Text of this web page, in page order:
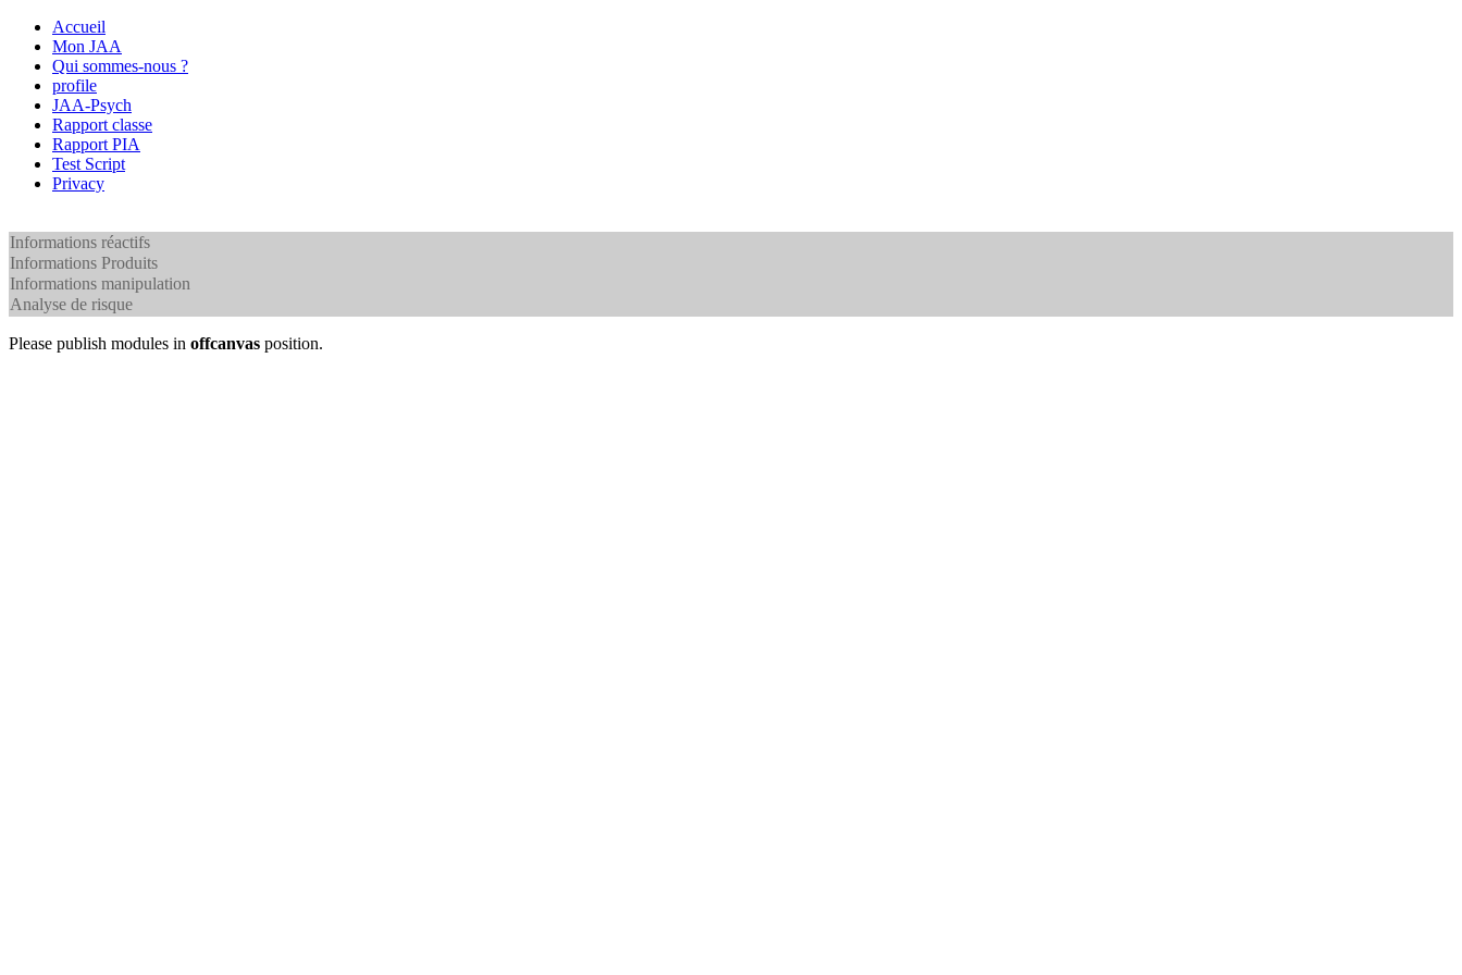
Accueil
Mon JAA
Qui sommes-nous ?
profile
JAA-Psych
Rapport classe
Rapport PIA
Test Script
Privacy
Informations réactifs
Informations Produits
Informations manipulation
Analyse de risque
Please publish modules in offcanvas position.